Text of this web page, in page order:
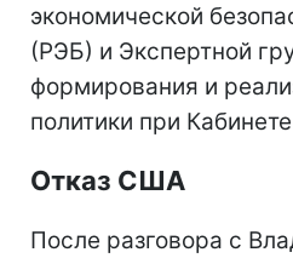
экономической
(РЭБ) и Экспертной
формирования и
политики при
Отказ США
После разговора с